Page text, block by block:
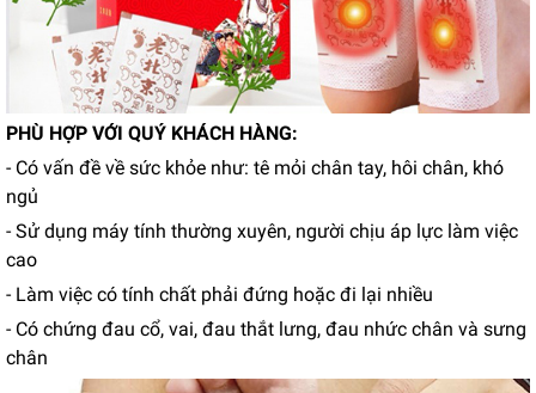
PHÙ HỢP VỚI QUÝ KHÁCH HÀNG:
- Có vấn đề về sức khỏe như: tê mỏi chân tay, hôi chân, khó
ngủ
- Sử dụng máy tính thường xuyên, người chịu áp lực làm việc
cao
- Làm việc có tính chất phải đứng hoặc đi lại nhiều
- Có chứng đau cổ, vai, đau thắt lưng, đau nhức chân và sưng
chân